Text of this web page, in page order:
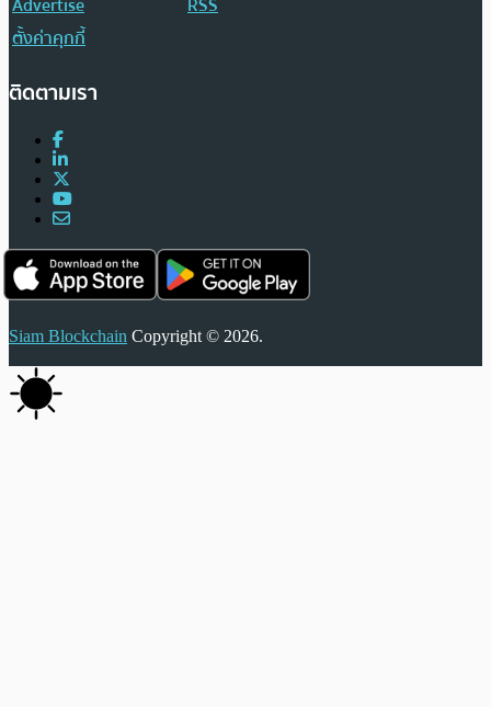
ตั้งค่าคุกกี้
ติดตามเรา
Siam Blockchain Copyright © 2026.